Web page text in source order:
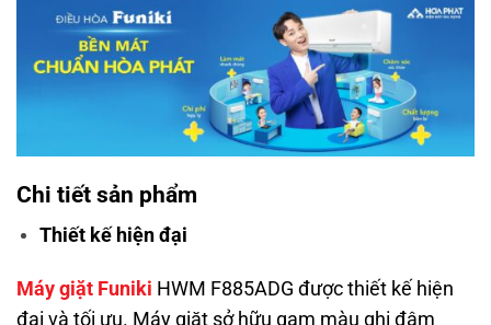
Chi tiết sản phẩm
Thiết kế hiện đại
Máy giặt Funiki HWM F885ADG được thiết kế hiện
đại và tối ưu. Máy giặt sở hữu gam màu ghi đậm